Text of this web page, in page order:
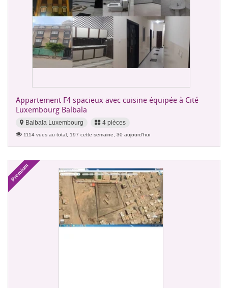
Appartement F4 spacieux avec cuisine équipée à Cité
Luxembourg Balbala
Balbala Luxembourg 4 pièces
1114 vues au total, 197 cette semaine, 30 aujourd'hui
Premium